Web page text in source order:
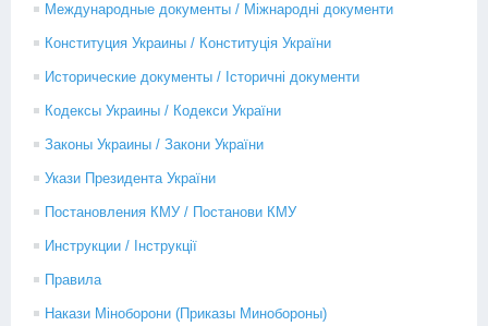
Международные документы / Міжнародні документи
Конституция Украины / Конституція України
Исторические документы / Історичні документи
Кодексы Украины / Кодекси України
Законы Украины / Закони України
Укази Президента України
Постановления КМУ / Постанови КМУ
Инструкции / Інструкції
Правила
Накази Міноборони (Приказы Минобороны)